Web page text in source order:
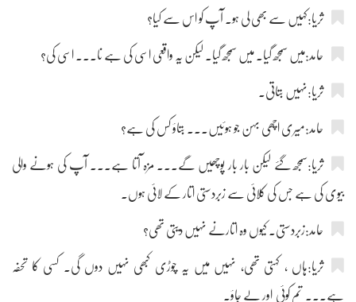
ثریا:کہیں سے بھی لی ہو۔ آپ کو اس سے کیا؟
حامد:میں سمجھ گیا۔ میں سمجھ گیا۔ لیکن یہ واقعی اسی کی ہے نا۔۔۔ اسی کی؟
ثریا:نہیں بتاتی۔
حامد:میری اچھی بہن جو ہوئیں۔۔۔ بتاؤ کس کی ہے؟
ثریا:سمجھ گئے لیکن بار بار پوچھیں گے۔۔۔ مزہ آتا ہے۔۔۔ آپ کی ہونے والی
بیوی کی ہے جس کی کلائی سے زبردستی اتار کے لائی ہوں۔
حامد:زبردستی۔ کیوں وہ اتارنے نہیں دیتی تھی؟
ثریا:ہاں ، کہتی تھی، نہیں میں یہ چوڑی کبھی نہیں دوں گی۔ کسی کا تحفہ
ہے۔۔۔ تم کوئی اور لے جاؤ۔